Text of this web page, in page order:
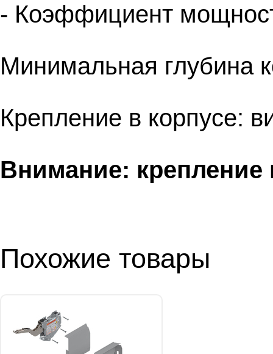
- Коэффициент
Минимальная глубина
Крепление в корпусе:
Внимание: крепление
Похожие товары